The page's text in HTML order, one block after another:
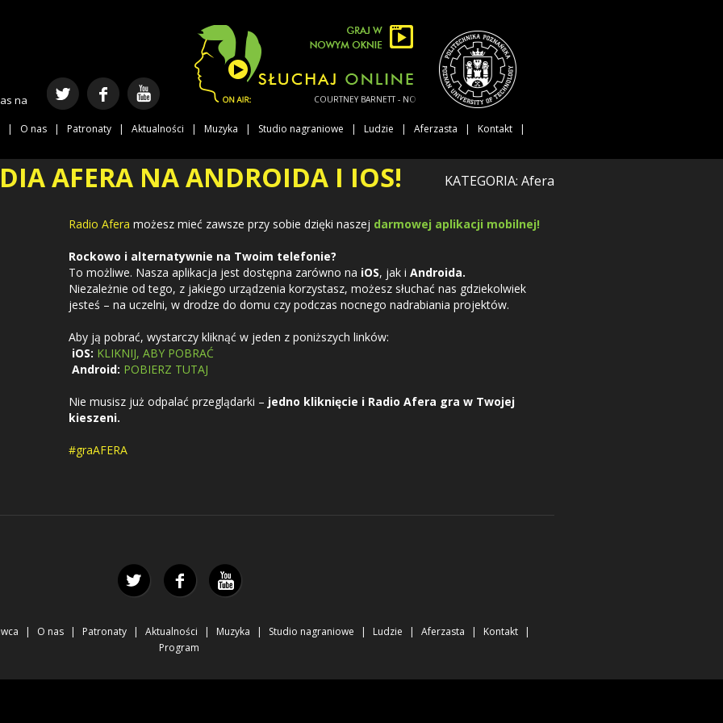
na COURTNEY BARNETT - NOBODY REALLY CARES IF YOU DON'T GO TO THE PARTY
O nas Patronaty Aktualności Muzyka Studio nagraniowe Ludzie Aferzasta
Kontakt
AFERA NA ANDROIDA I IOS! KATEGORIA: Afera
Radio Afera możesz mieć zawsze przy sobie dzięki naszej darmowej aplikacji mobilnej!
Rockowo i alternatywnie na Twoim telefonie?
To możliwe. Nasza aplikacja jest dostępna zarówno na iOS, jak i Androida.
Niezależnie od tego, z jakiego urządzenia korzystasz, możesz słuchać nas gdziekolwiek
jesteś – na uczelni, w drodze do domu czy podczas nocnego nadrabiania projektów.
Aby ją pobrać, wystarczy kliknąć w jeden z poniższych linków:
iOS: KLIKNIJ, ABY POBRAĆ
Android: POBIERZ TUTAJ
Nie musisz już odpalać przeglądarki – jedno kliknięcie i Radio Afera gra w Twojej
kieszeni.
#graAFERA
O nas Patronaty Aktualności Muzyka Studio nagraniowe Ludzie Aferzasta
Kontakt
Program